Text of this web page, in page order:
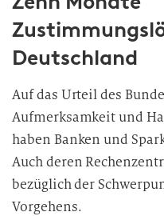
Deutschland
Auf das Urteil des
Aufmerksamkeit und
haben Banken und
Auch deren
bezüglich der
Vorgehens.